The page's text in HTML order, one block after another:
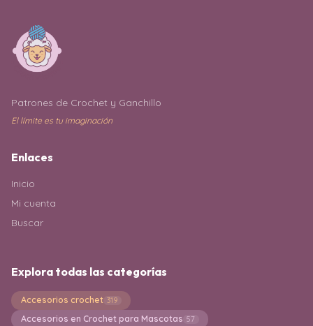
Patrones de Crochet y Ganchillo
El límite es tu imaginación
Enlaces
Inicio
Mi cuenta
Buscar
Explora todas las categorías
Accesorios crochet 319
Accesorios en Crochet para Mascotas 57